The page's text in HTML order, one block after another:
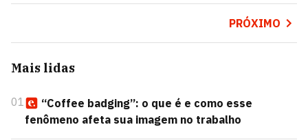
PRÓXIMO
Mais lidas
01
“Coffee badging”: o que é e como esse
fenômeno afeta sua imagem no trabalho